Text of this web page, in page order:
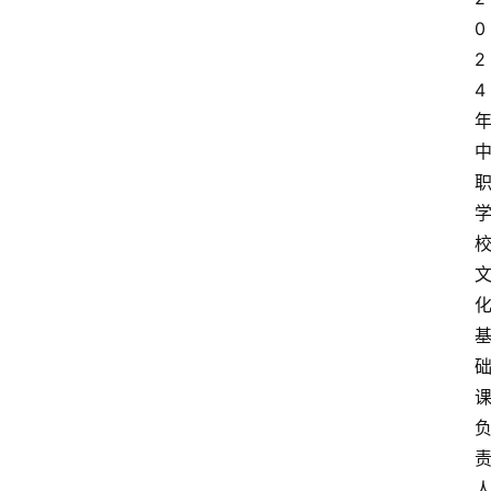
0
2
4
年
中
职
学
校
文
化
基
础
课
负
责